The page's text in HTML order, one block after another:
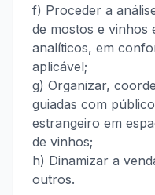
f) Proceder a
de mostos e vinhos
analíticos, em
aplicável;
g) Organizar,
guiadas com
estrangeiro em
de vinhos;
h) Dinamizar a
outros.